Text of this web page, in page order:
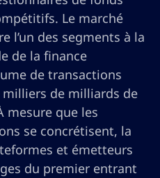
Le marché
l’un des segments à la
de la finance
de transactions
de milliards de
mesure que les
se concrétisent, la
et émetteurs
du premier entrant